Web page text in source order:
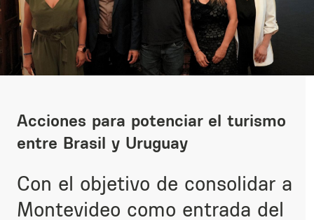
Acciones para potenciar el turismo
entre Brasil y Uruguay
Con el objetivo de consolidar a
Montevideo como entrada del